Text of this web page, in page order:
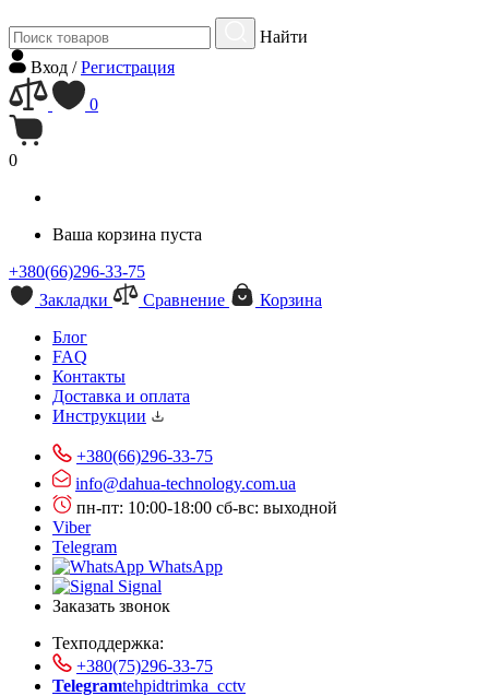
Найти
Вход /Регистрация
0
0
Ваша корзина пуста
+380(66)296-33-75
Закладки
Сравнение
Корзина
Блог
FAQ
Контакты
Доставка и оплата
Инструкции
+380(66)296-33-75
info@dahua-technology.com.ua
пн-пт: 10:00-18:00 сб-вс: выходной
Viber
Telegram
WhatsApp
Signal
Заказать звонок
Техподдержка:
+380(75)296-33-75
Telegramtehpidtrimka_cctv